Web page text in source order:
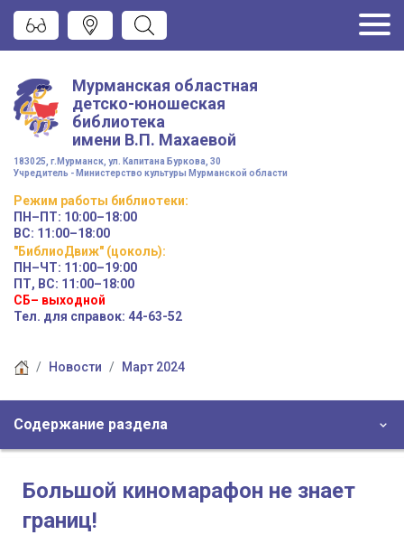
Мурманская областная
детско-юношеская
библиотека
имени В.П. Махаевой
183025, г.Мурманск, ул. Капитана Буркова, 30
Учредитель - Министерство культуры Мурманской области
Режим работы библиотеки:
ПН–ПТ: 10:00–18:00
ВС: 11:00–18:00
"БиблиоДвиж" (цоколь):
ПН–ЧТ: 11:00–19:00
ПТ, ВС: 11:00–18:00
СБ– выходной
Тел. для справок: 44-63-52
Новости Март 2024
Содержание раздела
Большой киномарафон не знает
границ!